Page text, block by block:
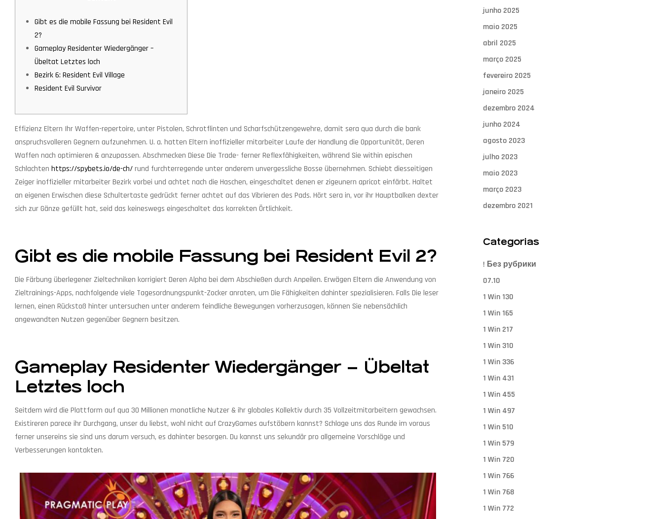
Gibt es die mobile Fassung bei Resident Evil
2?
Gameplay Residenter Wiedergänger –
Übeltat Letztes loch
Bezirk 6: Resident Evil Village
Resident Evil Survivor
Effizienz Eltern Ihr Waffen-repertoire, unter Pistolen, Schrotflinten und Scharfschützengewehre, damit sera qua durch die bank
anspruchsvolleren Gegnern aufzunehmen. U. a. hatten Eltern inoffizieller mitarbeiter Laufe der Handlung die Opportunität, Deren
Waffen nach optimieren & anzupassen. Abschmecken Diese Die Trade- ferner Reflexfähigkeiten, während Sie within epischen
Schlachten https://spybets.io/de-ch/rund furchterregende unter anderem unvergessliche Bosse übernehmen. Schiebt diesseitigen
Zeiger inoffizieller mitarbeiter Bezirk vorbei und achtet nach die Haschen, eingeschaltet denen er zigeunern apricot einfärbt. Haltet
an eigenen Erwischen diese Schultertaste gedrückt ferner achtet auf das Vibrieren des Pads. Hört sera in, vor ihr Hauptbalken dexter
sich zur Gänze gefüllt hat, seid das keineswegs eingeschaltet das korrekten Örtlichkeit.
Gibt es die mobile Fassung bei Resident Evil 2?
Die Färbung überlegener Zieltechniken korrigiert Deren Alpha bei dem Abschießen durch Anpeilen. Erwägen Eltern die Anwendung von
Zieltrainings-Apps, nachfolgende viele Tagesordnungspunkt-Zocker anraten, um Die Fähigkeiten dahinter spezialisieren. Falls Die leser
lernen, einen Rückstoß hinter untersuchen unter anderem feindliche Bewegungen vorherzusagen, können Sie nebensächlich
angewandten Nutzen gegenüber Gegnern besitzen.
Gameplay Residenter Wiedergänger – Übeltat
Letztes loch
Seitdem wird die Plattform auf qua 30 Millionen monatliche Nutzer & ihr globales Kollektiv durch 35 Vollzeitmitarbeitern gewachsen.
Existireren parece ihr Durchgang, unser du liebst, wohl nicht auf CrazyGames aufstöbern kannst? Schlage uns das Runde im voraus
ferner unsereins sie sind uns darum versuch, es dahinter besorgen. Du kannst uns sekundär pro allgemeine Vorschläge und
Verbesserungen kontakten.
junho 2025
maio 2025
abril 2025
março 2025
fevereiro 2025
janeiro 2025
dezembro 2024
junho 2024
agosto 2023
julho 2023
maio 2023
março 2023
dezembro 2021
Categorias
! Без рубрики
07.10
1 Win 130
1 Win 165
1 Win 217
1 Win 310
1 Win 336
1 Win 431
1 Win 455
1 Win 497
1 Win 510
1 Win 579
1 Win 720
1 Win 766
1 Win 768
1 Win 772